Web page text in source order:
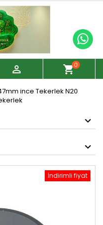
 shopping_cart0
ince Tekerlek N20
İndirimli fiyat